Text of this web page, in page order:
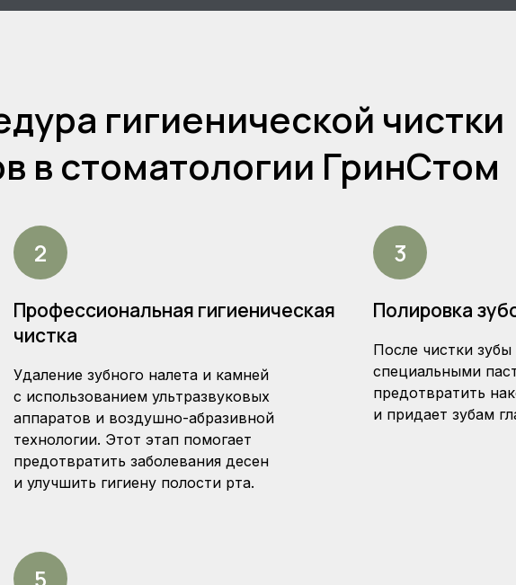
гигиенической чистки
в стоматологии ГринСтом
Профессиональная гигиеническая
чистка
Удаление зубного налета и камней
с использованием ультразвуковых
аппаратов и воздушно-абразивной
технологии. Этот этап помогает
предотвратить заболевания десен
и улучшить гигиену полости рта.
Полировка
После чистки
специальными
предотвратить
и придает зубам